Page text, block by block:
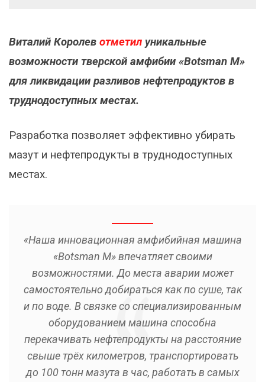
Виталий Королев отметил уникальные
возможности тверской амфибии «Botsman M»
для ликвидации разливов нефтепродуктов в
труднодоступных местах.
Разработка позволяет эффективно убирать
мазут и нефтепродукты в труднодоступных
местах.
«Наша инновационная амфибийная машина
«Botsman M» впечатляет своими
возможностями. До места аварии может
самостоятельно добираться как по суше, так
и по воде. В связке со специализированным
оборудованием машина способна
перекачивать нефтепродукты на расстояние
свыше трёх километров, транспортировать
до 100 тонн мазута в час, работать в самых